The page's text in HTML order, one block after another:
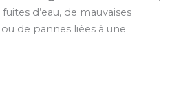
d’eau, de mauvaises
de pannes liées à une